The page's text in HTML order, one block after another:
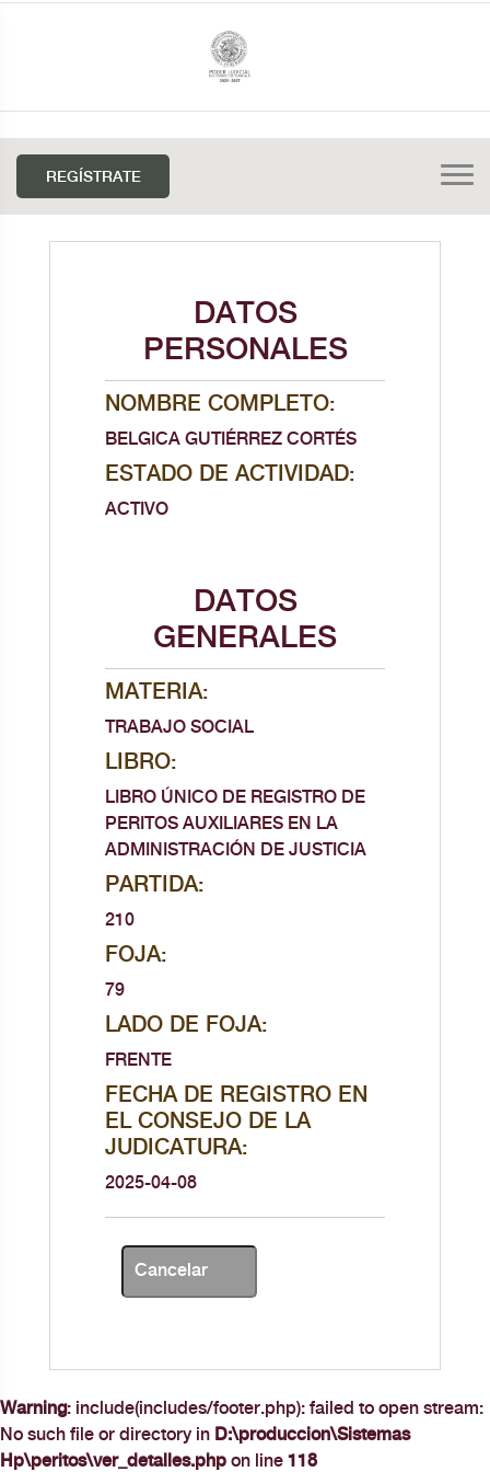
REGÍSTRATE
DATOS
PERSONALES
NOMBRE COMPLETO:
BELGICA GUTIÉRREZ CORTÉS
ESTADO DE ACTIVIDAD:
ACTIVO
DATOS
GENERALES
MATERIA:
TRABAJO SOCIAL
LIBRO:
LIBRO ÚNICO DE REGISTRO DE
PERITOS AUXILIARES EN LA
ADMINISTRACIÓN DE JUSTICIA
PARTIDA:
210
FOJA:
79
LADO DE FOJA:
FRENTE
FECHA DE REGISTRO EN
EL CONSEJO DE LA
JUDICATURA:
2025-04-08
Warning: include(includes/footer.php): failed to open stream:
No such file or directory in D:\produccion\Sistemas
Hp\peritos\ver_detalles.php on line 118